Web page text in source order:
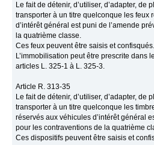
Le fait de détenir, d’utiliser, d’adapter, de
transporter à un titre quelconque les feux
d’intérêt général est puni de l’amende
la quatrième classe.
Ces feux peuvent être saisis et confisqués.
L’immobilisation peut être prescrite dans
articles L. 325-1 à L. 325-3.
Article R. 313-35
Le fait de détenir, d’utiliser, d’adapter, de
transporter à un titre quelconque les
réservés aux véhicules d’intérêt général
pour les contraventions de la quatrième
Ces dispositifs peuvent être saisis et